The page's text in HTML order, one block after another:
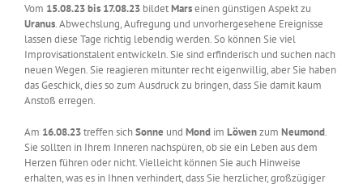
Vom 15.08.23 bis 17.08.23 bildetMarseinen günstigen Aspekt zu
Uranus. Abwechslung, Aufregung und unvorhergesehene Ereignisse
lassen diese Tage richtig lebendig werden. So können Sie viel
Improvisationstalent entwickeln. Sie sind erfinderisch und suchen nach
neuen Wegen. Sie reagieren mitunter recht eigenwillig, aber Sie haben
das Geschick, dies so zum Ausdruck zu bringen, dass Sie damit kaum
Anstoß erregen.
Am 16.08.23treffen sichSonne und Mond im Löwenzum Neumond.
Sie sollten in Ihrem Inneren nachspüren, ob sie ein Leben aus dem
Herzen führen oder nicht. Vielleicht können Sie auch Hinweise
erhalten, was es in Ihnen verhindert, dass Sie herzlicher, großzügiger